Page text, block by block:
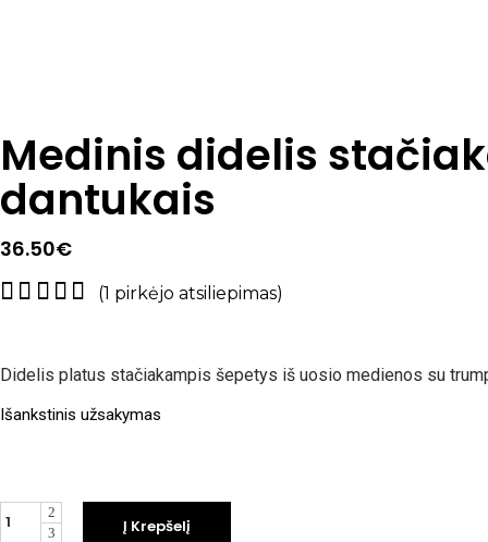
Medinis didelis
dantukais
36.50€
Įvertinimas:
(viso
įvertinimų:
1
)
(1 pirkėjo atsiliepimas)
Didelis platus stačiakampis šepetys iš uosio medienos su
Išankstinis užsakymas
kiekis
Į Krepšelį